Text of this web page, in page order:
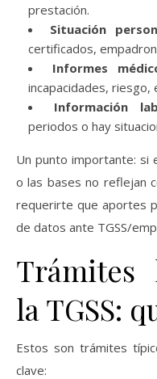
prestación.
Situación
certificados,
Informes
incapacidades, riesgo,
Información
periodos o hay
Un punto importante: si
o las bases no reflejan
requerirte que aportes
de datos ante TGSS/
Trámites
la TGSS:
Estos son trámites
clave: